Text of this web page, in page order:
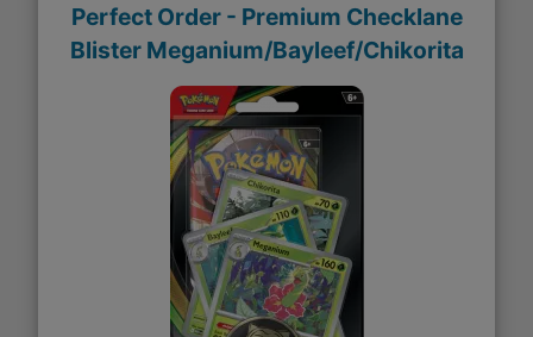
Perfect Order - Premium Checklane
Blister Meganium/Bayleef/Chikorita